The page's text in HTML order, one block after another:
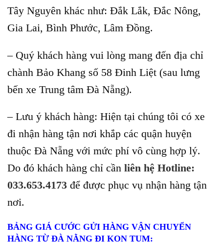
Tây Nguyên khác như: Đắk Lắk, Đắc Nông,
Gia Lai, Bình Phước, Lâm Đồng.
– Quý khách hàng vui lòng mang đến địa chỉ
chành Bảo Khang số 58 Đinh Liệt (sau lưng
bến xe Trung tâm Đà Nẵng).
– Lưu ý khách hàng: Hiện tại chúng tôi có xe
đi nhận hàng tận nơi khắp các quận huyện
thuộc Đà Nẵng với mức phí vô cùng hợp lý.
Do đó khách hàng chỉ cần liên hệ Hotline:
033.653.4173 để được phục vụ nhận hàng tận
nơi.
BẢNG GIÁ CƯỚC GỬI HÀNG VẬN CHUYỂN
HÀNG TỪ ĐÀ NẰNG ĐI KON TUM: